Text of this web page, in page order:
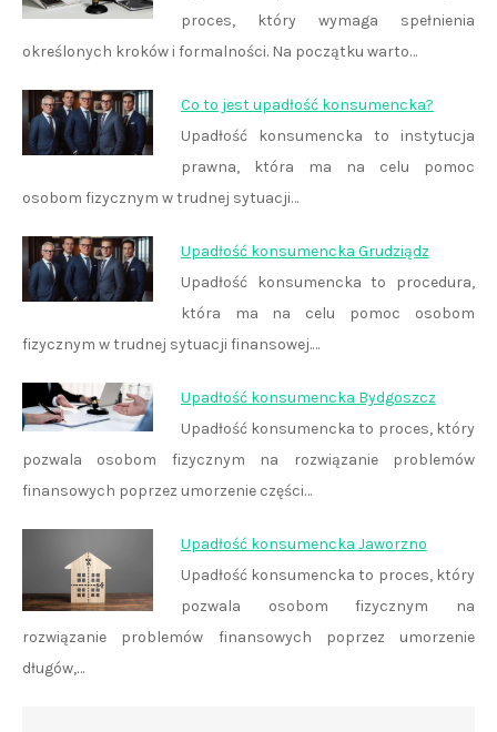
proces, który wymaga spełnienia
określonych kroków i formalności. Na początku warto…
Co to jest upadłość konsumencka?
Upadłość konsumencka to instytucja
prawna, która ma na celu pomoc
osobom fizycznym w trudnej sytuacji…
Upadłość konsumencka Grudziądz
Upadłość konsumencka to procedura,
która ma na celu pomoc osobom
fizycznym w trudnej sytuacji finansowej.…
Upadłość konsumencka Bydgoszcz
Upadłość konsumencka to proces, który
pozwala osobom fizycznym na rozwiązanie problemów
finansowych poprzez umorzenie części…
Upadłość konsumencka Jaworzno
Upadłość konsumencka to proces, który
pozwala osobom fizycznym na
rozwiązanie problemów finansowych poprzez umorzenie
długów,…